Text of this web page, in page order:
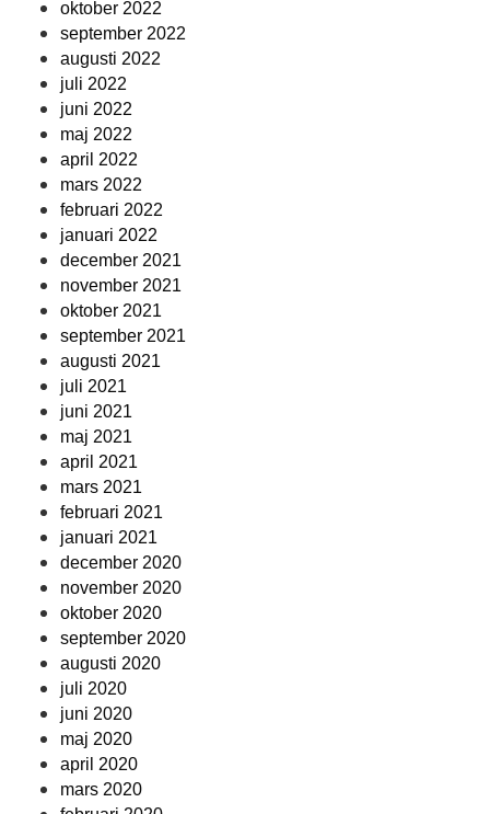
oktober 2022
september 2022
augusti 2022
juli 2022
juni 2022
maj 2022
april 2022
mars 2022
februari 2022
januari 2022
december 2021
november 2021
oktober 2021
september 2021
augusti 2021
juli 2021
juni 2021
maj 2021
april 2021
mars 2021
februari 2021
januari 2021
december 2020
november 2020
oktober 2020
september 2020
augusti 2020
juli 2020
juni 2020
maj 2020
april 2020
mars 2020